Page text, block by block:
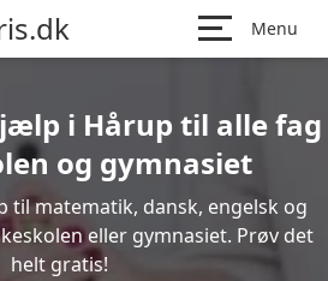
Menu
i Hårup til alle fag
og gymnasiet
til matematik, dansk, engelsk og
eller gymnasiet. Prøv det
helt gratis!